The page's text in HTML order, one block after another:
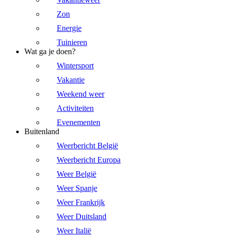
Zon
Energie
Tuinieren
Wat ga je doen?
Wintersport
Vakantie
Weekend weer
Activiteiten
Evenementen
Buitenland
Weerbericht België
Weerbericht Europa
Weer België
Weer Spanje
Weer Frankrijk
Weer Duitsland
Weer Italië